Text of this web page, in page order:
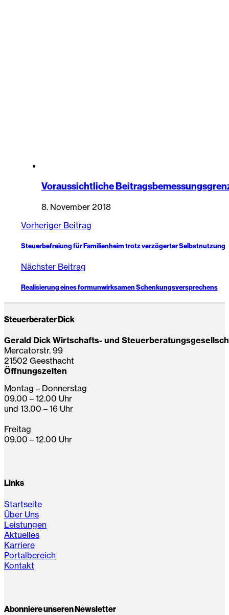
Voraussichtliche
8. November 2018
Vorheriger Beitrag
Steuerbefreiung für Familienheim trotz verzögerter Selbstnutzung
Nächster Beitrag
Realisierung eines formunwirksamen Schenkungsversprechens
Steuerberater Dick
Gerald Dick Wirtschafts- und
Mercatorstr. 99
21502 Geesthacht
Öffnungszeiten
Montag – Donnerstag
09.00 – 12.00 Uhr
und 13.00 – 16 Uhr
Freitag
09.00 – 12.00 Uhr
Links
Startseite
Über Uns
Leistungen
Aktuelles
Karriere
Portalbereich
Kontakt
Abonniere unseren Newsletter